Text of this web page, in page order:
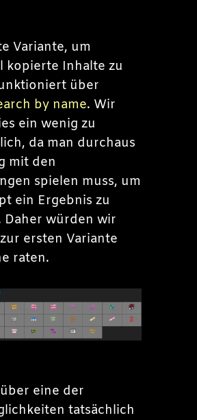
Variante, um
kopierte Inhalte zu
über
by name. Wir
ein wenig zu
da man durchaus
mit den
spielen muss, um
ein Ergebnis zu
Daher würden wir
ersten Variante
raten.
eine der
tatsächlich